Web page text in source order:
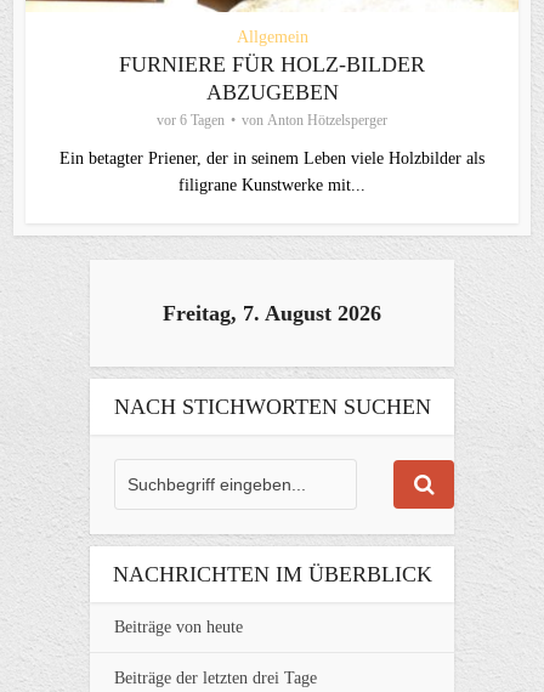
Allgemein
FURNIERE FÜR HOLZ-BILDER
ABZUGEBEN
vor 6 Tagen von Anton Hötzelsperger
Ein betagter Priener, der in seinem Leben viele Holzbilder als
filigrane Kunstwerke mit...
Freitag, 7. August 2026
NACH STICHWORTEN SUCHEN
NACHRICHTEN IM ÜBERBLICK
Beiträge von heute
Beiträge der letzten drei Tage